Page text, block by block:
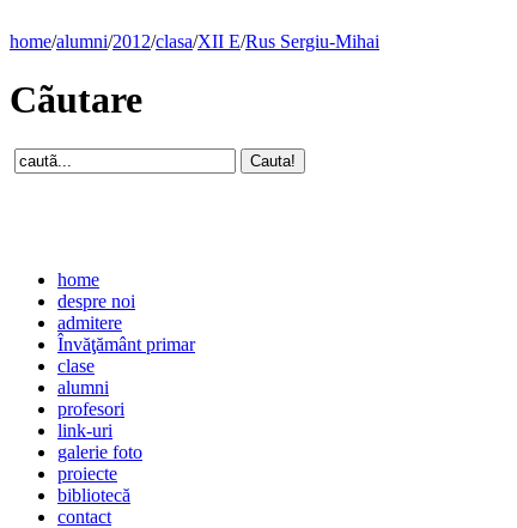
home/alumni/2012/clasa/XII E/Rus Sergiu-Mihai
Cãutare
home
despre noi
admitere
Învăţământ primar
clase
alumni
profesori
link-uri
galerie foto
proiecte
bibliotecă
contact